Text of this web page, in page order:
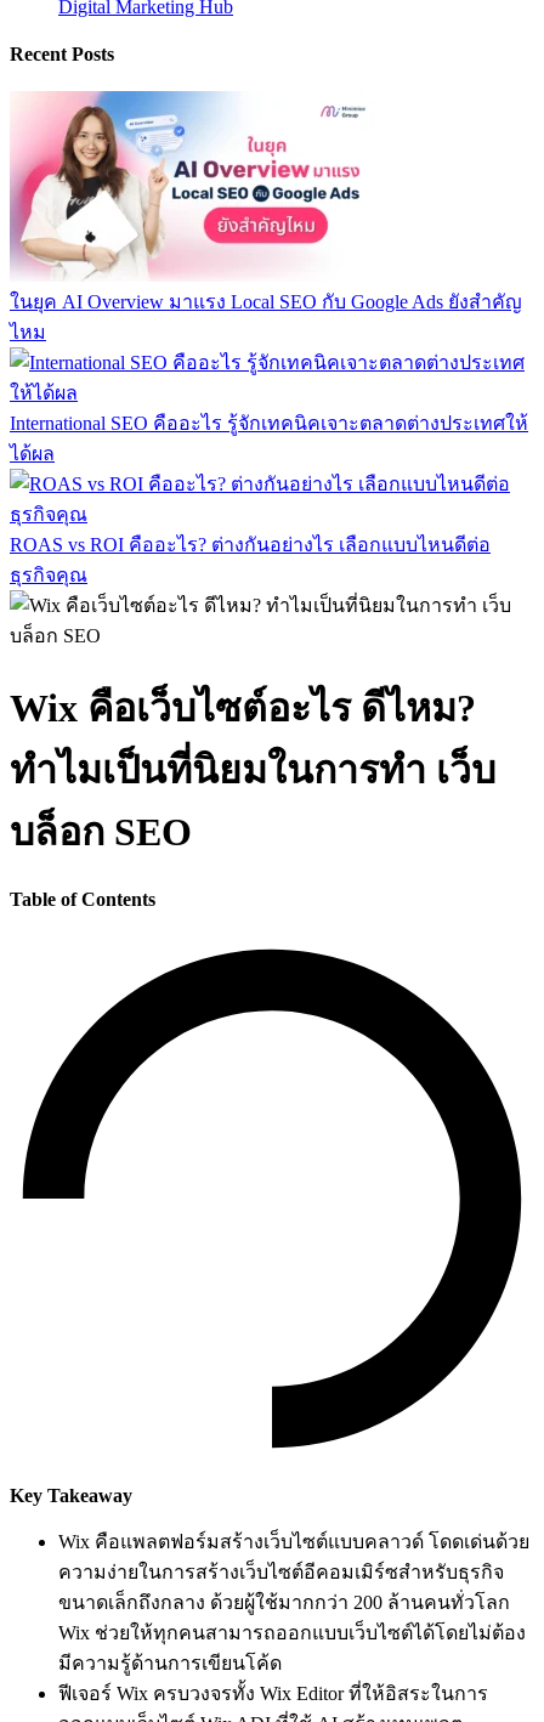
Digital Marketing Hub
Recent Posts
ในยุค AI Overview มาแรง Local SEO กับ Google Ads ยังสำคัญ
ไหม
International SEO คืออะไร รู้จักเทคนิคเจาะตลาดต่างประเทศให้
ได้ผล
ROAS vs ROI คืออะไร? ต่างกันอย่างไร เลือกแบบไหนดีต่อ
ธุรกิจคุณ
Wix คือเว็บไซต์อะไร ดีไหม?
ทำไมเป็นที่นิยมในการทำ เว็บ
บล็อก SEO
Table of Contents
Key Takeaway
Wix คือแพลตฟอร์มสร้างเว็บไซต์แบบคลาวด์ โดดเด่นด้วย
ความง่ายในการสร้างเว็บไซต์อีคอมเมิร์ซสำหรับธุรกิจ
ขนาดเล็กถึงกลาง ด้วยผู้ใช้มากกว่า 200 ล้านคนทั่วโลก
Wix ช่วยให้ทุกคนสามารถออกแบบเว็บไซต์ได้โดยไม่ต้อง
มีความรู้ด้านการเขียนโค้ด
ฟีเจอร์ Wix ครบวงจรทั้ง Wix Editor ที่ให้อิสระในการ